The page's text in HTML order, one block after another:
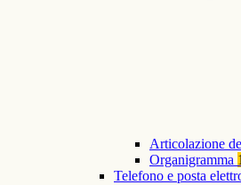
Articolazione
Organigramma 1
Telefono e posta